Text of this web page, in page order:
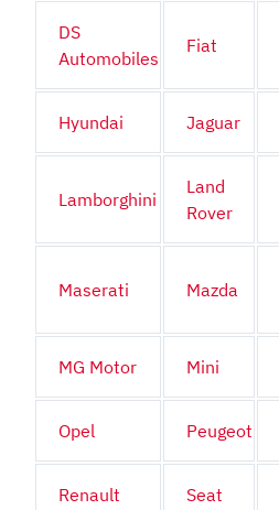
DS
Automobiles
Fiat
Hyundai Jaguar
Lamborghini
Land
Rover
Maserati Mazda
MG Motor Mini
Opel Peugeot
Renault Seat